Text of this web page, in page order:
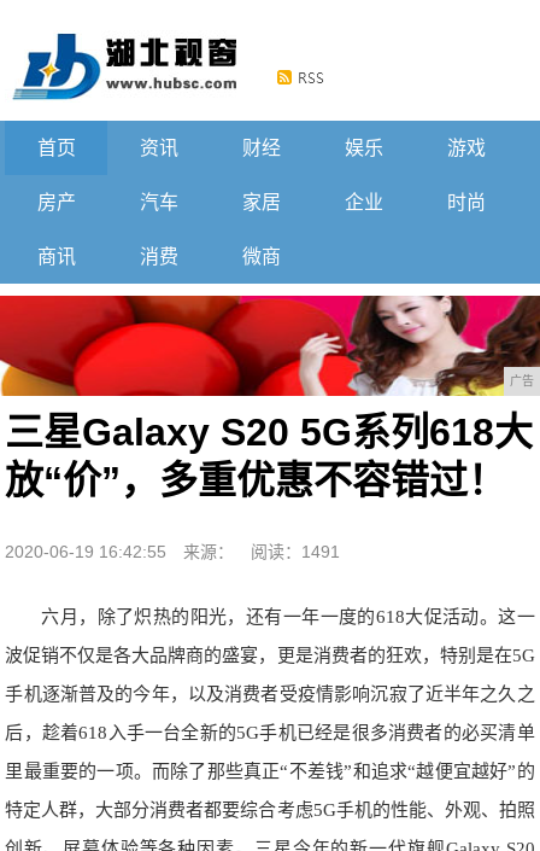
首页 资讯 财经 娱乐 游戏
房产 汽车 家居 企业 时尚
商讯 消费 微商
广告
三星Galaxy S20 5G系列618大
放“价”，多重优惠不容错过！
2020-06-19 16:42:55 来源： 阅读：1491
六月，除了炽热的阳光，还有一年一度的618大促活动。这一
波促销不仅是各大品牌商的盛宴，更是消费者的狂欢，特别是在5G
手机逐渐普及的今年，以及消费者受疫情影响沉寂了近半年之久之
后，趁着618入手一台全新的5G手机已经是很多消费者的必买清单
里最重要的一项。而除了那些真正“不差钱”和追求“越便宜越好”的
特定人群，大部分消费者都要综合考虑5G手机的性能、外观、拍照